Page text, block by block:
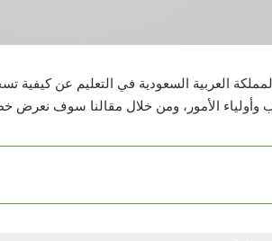
العربية السعودية في التعليم عن
وأولياء الأمور، ومن خلال مقالنا سوف